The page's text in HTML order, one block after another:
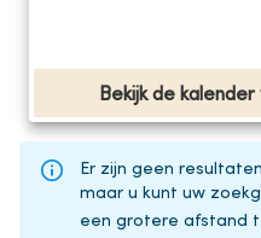
Bekijk de
Er zijn geen
maar u kunt uw
een grotere afstand